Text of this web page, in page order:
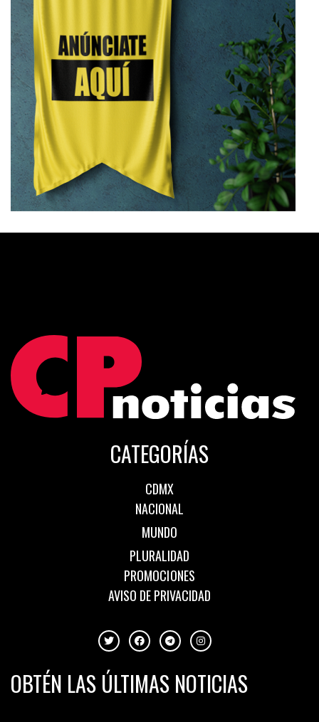
CATEGORÍAS
CDMX
NACIONAL
MUNDO
PLURALIDAD
PROMOCIONES
AVISO DE PRIVACIDAD
OBTÉN LAS ÚLTIMAS NOTICIAS